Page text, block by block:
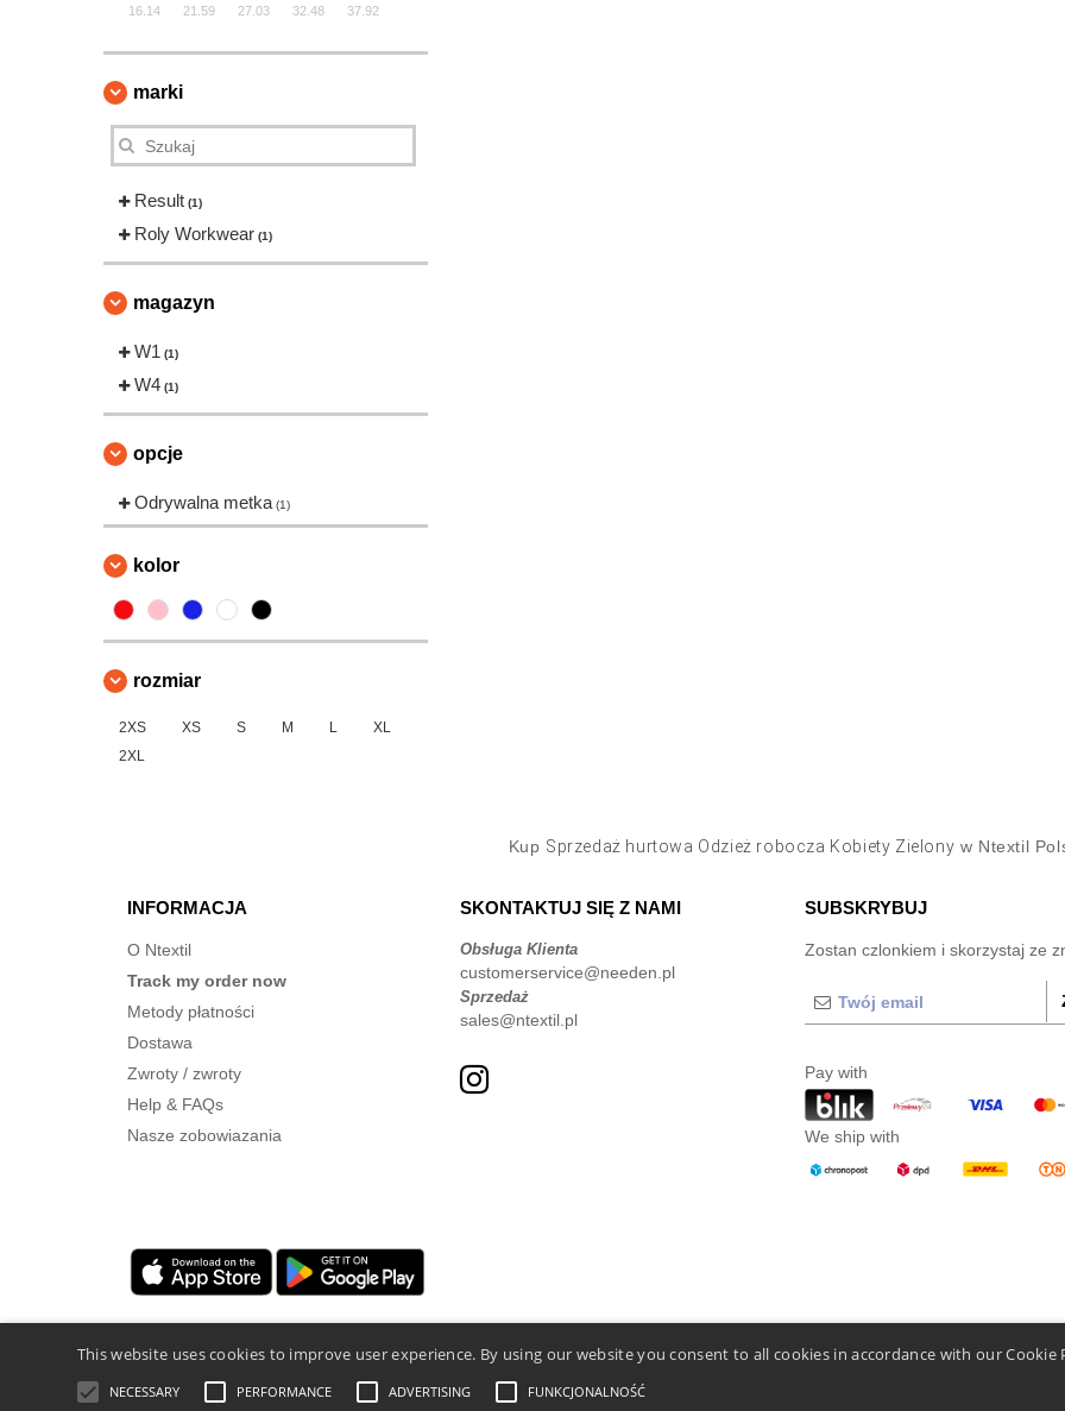
16.14 21.59 27.03 32.48 37.92
marki
Result (1)
Roly Workwear (1)
magazyn
W1 (1)
W4 (1)
opcje
Odrywalna metka (1)
kolor
rozmiar
2XS XS S M L
XL
2XL
Kup Sprzedaż hurtowa Odzież robocza Kobiety Zielony w Ntextil
INFORMACJA
O Ntextil
Track my order now
Metody płatności
Dostawa
Zwroty / zwroty
Help & FAQs
Nasze zobowiazania
SKONTAKTUJ SIĘ Z NAMI
Obsługa Klienta
customerservice@needen.pl
Sprzedaż
sales@ntextil.pl
SUBSKRYBUJ
Zostan czlonkiem i skorzystaj ze
Pay with
We ship with
Legal Mentions polityka prywatności Warunkami i Zasadami-General Contract Conditions
This website uses cookies to improve user experience. By using our website you consent to all cookies in accordance with our Cookie
NECESSARY PERFORMANCE ADVERTISING FUNKCJONALNOŚĆ